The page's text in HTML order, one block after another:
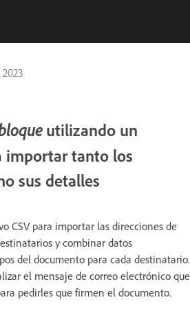
2023
utilizando un
importar tanto los
sus detalles
CSV para importar las direcciones de
y combinar datos
del documento para cada destinatario.
el mensaje de correo electrónico que
pedirles que firmen el documento.